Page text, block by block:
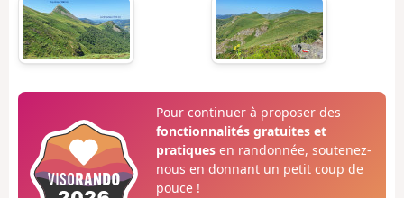
Pour continuer à proposer des
fonctionnalités gratuites et
pratiquesen randonnée, soutenez-
nous en donnant un petit coup de
pouce !